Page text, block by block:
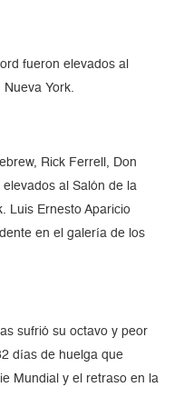
fueron elevados al
York.
Rick Ferrell, Don
al Salón de la
Luis Ernesto Aparicio
en el galería de los
sufrió su octavo y peor
días de huelga que
Mundial y el retraso en la